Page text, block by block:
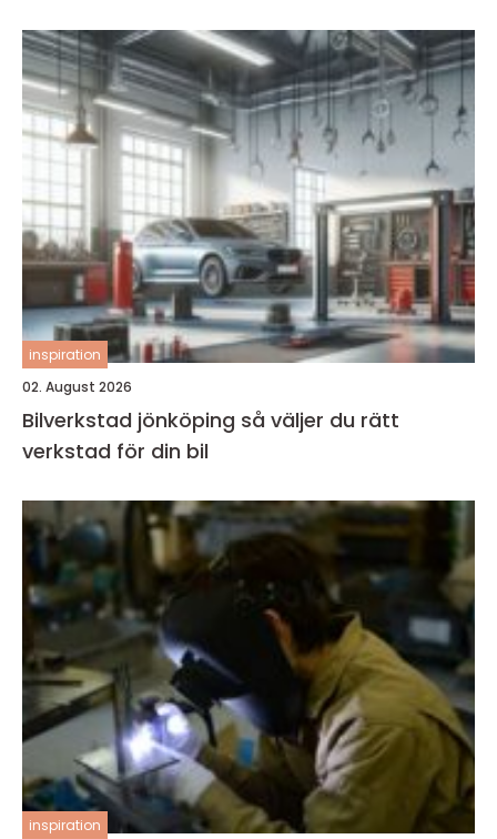
inspiration
02. August 2026
Bilverkstad jönköping så väljer du rätt
verkstad för din bil
inspiration